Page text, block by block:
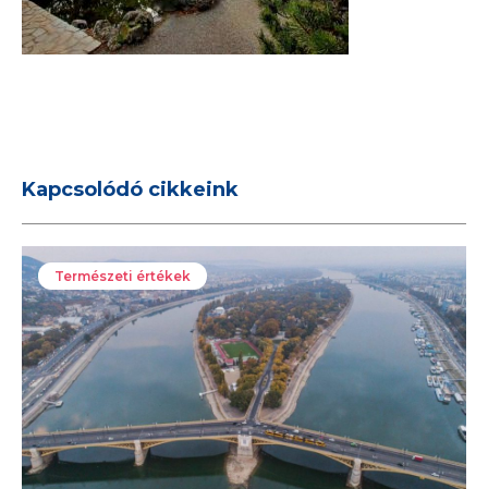
Kapcsolódó cikkeink
Természeti értékek